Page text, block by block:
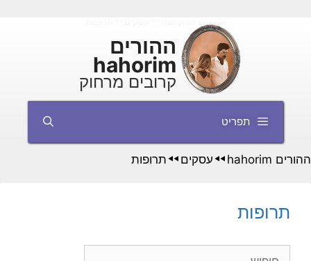
ההורים
hahorim
קרובים מרחוק
תפריט
ההורים hahorim ◄◄ עסקים ◄◄ תרופות
תרופות